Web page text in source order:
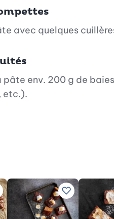
avec quelques
env. 200 g de
etc.).
à vos recettes préférées
Ajouter à